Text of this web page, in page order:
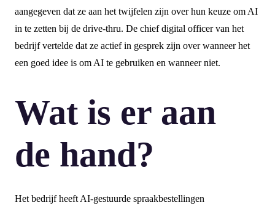
aangegeven dat ze aan het twijfelen zijn over hun keuze om AI
in te zetten bij de drive-thru. De chief digital officer van het
bedrijf vertelde dat ze actief in gesprek zijn over wanneer het
een goed idee is om AI te gebruiken en wanneer niet.
Wat is er aan
de hand?
Het bedrijf heeft AI-gestuurde spraakbestellingen